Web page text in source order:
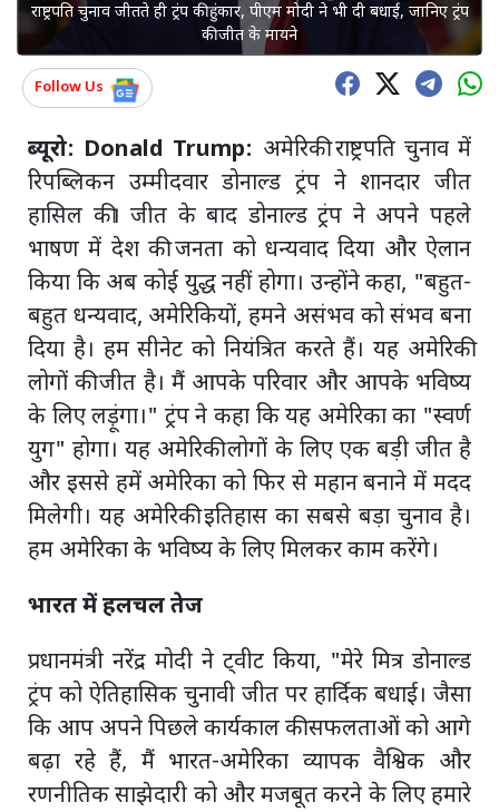
राष्ट्रपति चुनाव जीतते ही ट्रंप की हुंकार, पीएम मोदी ने भी दी बधाई, जानिए ट्रंप
की जीत के मायने
Follow Us
ब्यूरो: Donald Trump: अमेरिकी राष्ट्रपति चुनाव में
रिपब्लिकन उम्मीदवार डोनाल्ड ट्रंप ने शानदार जीत
हासिल की। जीत के बाद डोनाल्ड ट्रंप ने अपने पहले
भाषण में देश की जनता को धन्यवाद दिया और ऐलान
किया कि अब कोई युद्ध नहीं होगा। उन्होंने कहा, "बहुत-
बहुत धन्यवाद, अमेरिकियों, हमने असंभव को संभव बना
दिया है। हम सीनेट को नियंत्रित करते हैं। यह अमेरिकी
लोगों की जीत है। मैं आपके परिवार और आपके भविष्य
के लिए लड़ूंगा।" ट्रंप ने कहा कि यह अमेरिका का "स्वर्ण
युग" होगा। यह अमेरिकी लोगों के लिए एक बड़ी जीत है
और इससे हमें अमेरिका को फिर से महान बनाने में मदद
मिलेगी। यह अमेरिकी इतिहास का सबसे बड़ा चुनाव है।
हम अमेरिका के भविष्य के लिए मिलकर काम करेंगे।
भारत में हलचल तेज
प्रधानमंत्री नरेंद्र मोदी ने ट्वीट किया, "मेरे मित्र डोनाल्ड
ट्रंप को ऐतिहासिक चुनावी जीत पर हार्दिक बधाई। जैसा
कि आप अपने पिछले कार्यकाल की सफलताओं को आगे
बढ़ा रहे हैं, मैं भारत-अमेरिका व्यापक वैश्विक और
रणनीतिक साझेदारी को और मजबूत करने के लिए हमारे